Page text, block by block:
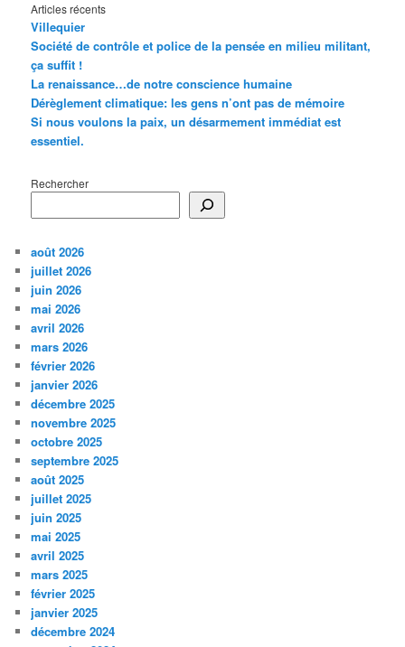
Articles récents
Villequier
Société de contrôle et police de la pensée en milieu militant,
ça suffit !
La renaissance…de notre conscience humaine
Dérèglement climatique: les gens n’ont pas de mémoire
Si nous voulons la paix, un désarmement immédiat est
essentiel.
Rechercher
août 2026
juillet 2026
juin 2026
mai 2026
avril 2026
mars 2026
février 2026
janvier 2026
décembre 2025
novembre 2025
octobre 2025
septembre 2025
août 2025
juillet 2025
juin 2025
mai 2025
avril 2025
mars 2025
février 2025
janvier 2025
décembre 2024